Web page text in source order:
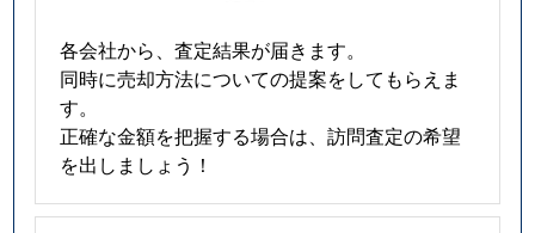
各会社から、査定結果が届きます。
同時に売却方法についての提案をしてもらえま
す。
正確な金額を把握する場合は、訪問査定の希望
を出しましょう！